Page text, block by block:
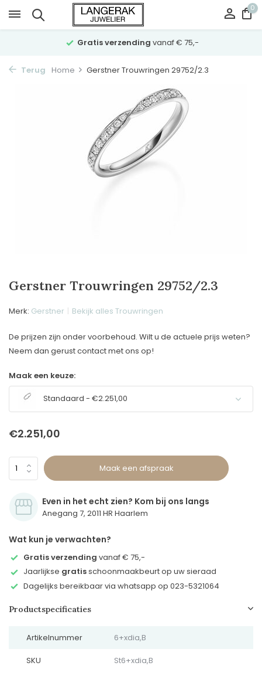
0
Gratis verzending vanaf € 75,-
Terug Home Gerstner Trouwringen 29752/2.3
Gerstner Trouwringen 29752/2.3
Merk: Gerstner Bekijk alles Trouwringen
De prijzen zijn onder voorbehoud. Wilt u de actuele prijs weten?
Neem dan gerust contact met ons op!
Maak een keuze:
Standaard - €2.251,00
€2.251,00
Maak een afspraak
Even in het echt zien? Kom bij ons langs
Anegang 7, 2011 HR Haarlem
Wat kun je verwachten?
Gratis verzending vanaf € 75,-
Jaarlijkse gratisschoonmaakbeurt op uw sieraad
Dagelijks bereikbaar via whatsapp op 023-5321064
Productspecificaties
Artikelnummer 6+xdia,B
SKU St6+xdia,B